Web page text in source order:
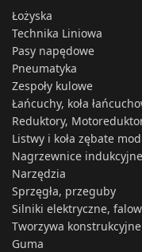
Łożyska
Technika Liniowa
Pasy napędowe
Pneumatyka
Zespoły kulowe
Łańcuchy, koła
Reduktory,
Listwy i koła zębate
Nagrzewnice indukcyjne
Narzędzia
Sprzęgła, przeguby
Silniki elektryczne,
Tworzywa konstrukcyjne
Guma